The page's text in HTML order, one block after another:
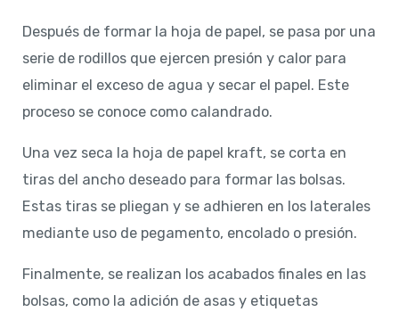
Después de formar la hoja de papel, se pasa por una
serie de rodillos que ejercen presión y calor para
eliminar el exceso de agua y secar el papel. Este
proceso se conoce como calandrado.
Una vez seca la hoja de papel kraft, se corta en
tiras del ancho deseado para formar las bolsas.
Estas tiras se pliegan y se adhieren en los laterales
mediante uso de pegamento, encolado o presión.
Finalmente, se realizan los acabados finales en las
bolsas, como la adición de asas y etiquetas